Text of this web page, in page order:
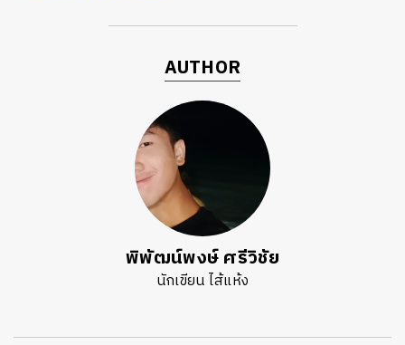
AUTHOR
พิพัฒน์พงษ์ ศรีวิชัย
นักเขียน ไส้แห้ง